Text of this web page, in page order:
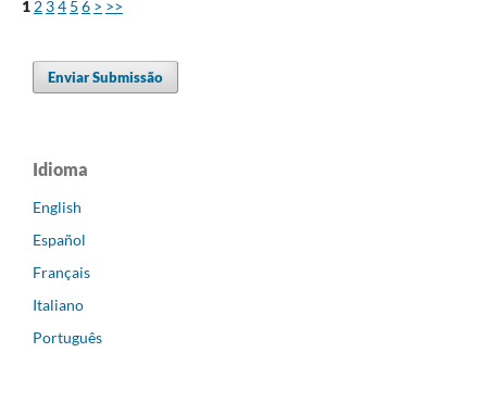
1 2 34 5 6 > >>
Enviar Submissão
Idioma
English
Español
Français
Italiano
Português